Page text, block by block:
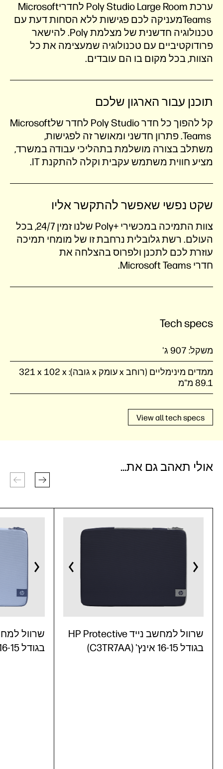
ערכתPoly Studio Large Room ‎ לחדרי‎ Microsoft
Teams ‎מעניקה לכם פגישות ללא הסחות דעת עם
טכנולוגיה חדשנית של מצלמתPoly ‎. להישאר
פרודוקטיביים עם טכנולוגיה שמעצימה את כל
הצוות, בכל מקום בו הם עובדים‎.
תוכנן עבור הארגון שלכם
קל להפוך כל חדר‎ Poly Studio ‎לחדר שלMicrosoft
Teams ‎. פתרון חדשני ומאושר זה לפגישות,
משתלב בצורה מושלמת בתהליכי עבודה במשרד,
מציע חווית משתמש עקבית וקלה להתקנת IT.
שקט נפשי שאפשר להתקשר אליו
צוות התמיכה במכשירי‎ Poly+ ‎שלנו זמין 24/7, בכל
העולם‎. רשת גלובלית נרחבת זו של מומחי תמיכה
עוזרת לכם לתכנן ולפרוס בהצלחה את
חדריMicrosoft Teams ‎.
Tech specs
משקל: 907 ג'
ממדים מינימליים (רוחב x עומק x גובה):
‎321 x 102 x
89.1 מ"מ
View all tech specs
אולי תאהב גם את...
בגודל 16-15 אינץ' (C3TR6AA)
שרוול למחשב נייד HP Protective
בגודל 16-15 אינץ' (C3TR7AA)